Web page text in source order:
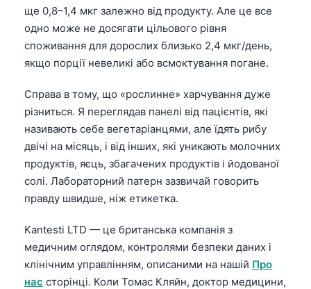
ще 0,8–1,4 мкг залежно від продукту. Але це все
одно може не досягати цільового рівня
споживання для дорослих близько 2,4 мкг/день,
якщо порції невеликі або всмоктування погане.
Справа в тому, що «рослинне» харчування дуже
різниться. Я переглядав панелі від пацієнтів, які
називають себе вегетаріанцями, але їдять рибу
двічі на місяць, і від інших, які уникають молочних
продуктів, яєць, збагачених продуктів і йодованої
солі. Лабораторний патерн зазвичай говорить
правду швидше, ніж етикетка.
Kantesti LTD — це британська компанія з
медичним оглядом, контролями безпеки даних і
клінічним управлінням, описаними на нашій Про
нас сторінці. Коли Томас Кляйн, доктор медицини,